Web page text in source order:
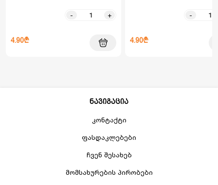
- +
4.90₾
-
4.90₾
ნავიგაცია
კონტაქტი
ფასდაკლებები
ჩვენ შესახებ
მომსახურების პირობები